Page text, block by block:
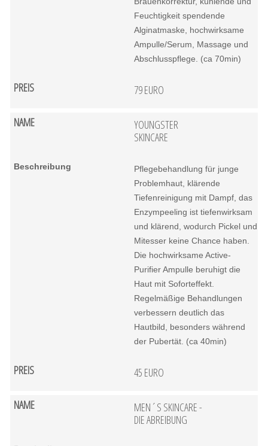
Feuchtigkeit spendende
Alginatmaske, hochwirksame
Ampulle/Serum, Massage und
Abschlusspflege. (ca 70min)
79 EURO
YOUNGSTER
SKINCARE
Pflegebehandlung für junge
Problemhaut, klärende
Tiefenreinigung mit Dampf, das
Enzympeeling ist tiefenwirksam
und klärend, wodurch Pickel und
Mitesser keine Chance haben.
Die hochwirksame Active-
Purifier Ampulle beruhigt die
Haut mit Soforteffekt.
Regelmäßige Behandlungen
verbessern deutlich das
Hautbild, besonders während
der Pubertät. (ca 40min)
45 EURO
MEN´S SKINCARE -
DIE ABREIBUNG